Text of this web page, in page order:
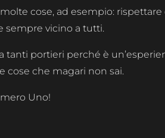
cose, ad esempio:
sempre vicino a tutti.
tanti portieri perché è
cose che magari non sai.
Uno!